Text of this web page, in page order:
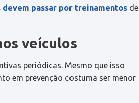
passar por treinamentos de
veículos
periódicas. Mesmo que isso
em prevenção costuma ser menor